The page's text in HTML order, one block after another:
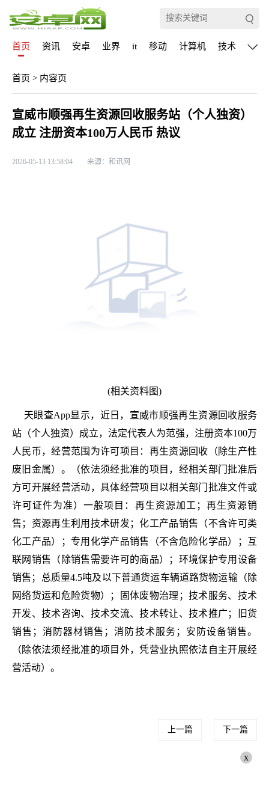
首页 资讯 安卓 业界 it 移动 计算机 技术 通信
首页 > 内容页
宣威市顺强再生资源回收服务站（个人独资）
成立 注册资本100万人民币 热议
2026-05-13 13:58:04 来源：和讯网
(相关资料图)
天眼查App显示，近日，宣威市顺强再生资源回收服务
站（个人独资）成立，法定代表人为范强，注册资本100万
人民币，经营范围为许可项目：再生资源回收（除生产性
废旧金属）。（依法须经批准的项目，经相关部门批准后
方可开展经营活动，具体经营项目以相关部门批准文件或
许可证件为准）一般项目：再生资源加工；再生资源销
售；资源再生利用技术研发；化工产品销售（不含许可类
化工产品）；专用化学产品销售（不含危险化学品）；互
联网销售（除销售需要许可的商品）；环境保护专用设备
销售；总质量4.5吨及以下普通货运车辆道路货物运输（除
网络货运和危险货物）；固体废物治理；技术服务、技术
开发、技术咨询、技术交流、技术转让、技术推广；旧货
销售；消防器材销售；消防技术服务；安防设备销售。
（除依法须经批准的项目外，凭营业执照依法自主开展经
营活动）。
上一篇 下一篇
x